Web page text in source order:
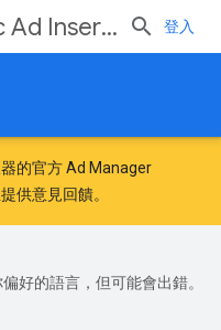
Insertion 登入
的官方 Ad Manager
供意見回饋。
好的語言，但可能會出錯。